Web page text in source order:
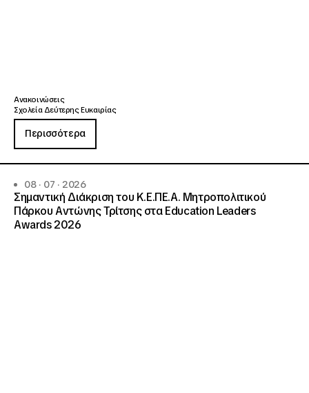
Ανακοινώσεις
Σχολεία Δεύτερης Ευκαιρίας
Περισσότερα
08 · 07 · 2026
Σημαντική Διάκριση του Κ.Ε.ΠΕ.Α. Μητροπολιτικού
Πάρκου Αντώνης Τρίτσης στα Education Leaders
Awards 2026